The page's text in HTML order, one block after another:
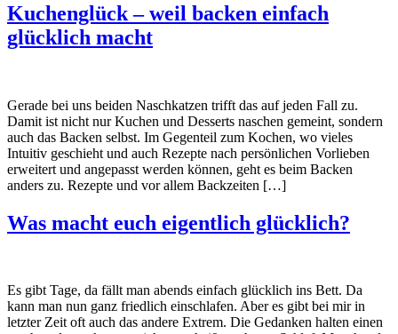
Kuchenglück – weil backen einfach
glücklich macht
Gerade bei uns beiden Naschkatzen trifft das auf jeden Fall zu.
Damit ist nicht nur Kuchen und Desserts naschen gemeint, sondern
auch das Backen selbst. Im Gegenteil zum Kochen, wo vieles
Intuitiv geschieht und auch Rezepte nach persönlichen Vorlieben
erweitert und angepasst werden können, geht es beim Backen
anders zu. Rezepte und vor allem Backzeiten […]
Was macht euch eigentlich glücklich?
Es gibt Tage, da fällt man abends einfach glücklich ins Bett. Da
kann man nun ganz friedlich einschlafen. Aber es gibt bei mir in
letzter Zeit oft auch das andere Extrem. Die Gedanken halten einen